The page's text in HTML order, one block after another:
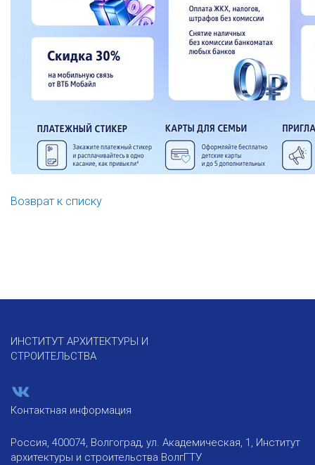
Возврат к списку
ИНСТИТУТ АРХИТЕКТУРЫ И
СТРОИТЕЛЬСТВА
Контактная информация
Россия, 400074, Волгоград, ул. Академическая, 1, Институт
архитектуры и строительства ВолгГТУ